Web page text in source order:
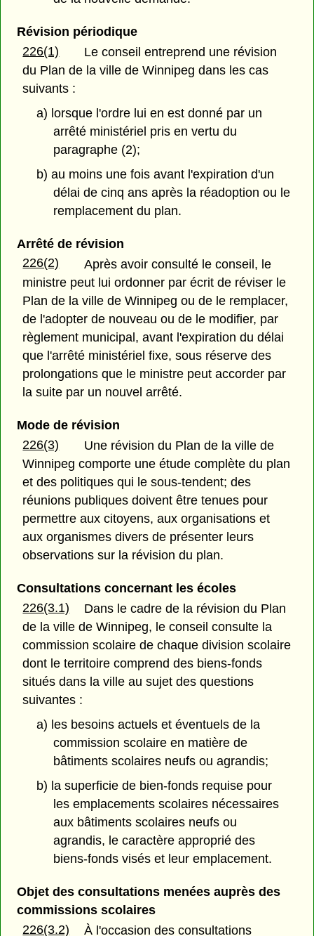
Révision périodique
226(1)
Le conseil entreprend une révision
du Plan de la ville de Winnipeg dans les cas
suivants :
a) lorsque l'ordre lui en est donné par un
arrêté ministériel pris en vertu du
paragraphe (2);
b) au moins une fois avant l'expiration d'un
délai de cinq ans après la réadoption ou le
remplacement du plan.
Arrêté de révision
226(2)
Après avoir consulté le conseil, le
ministre peut lui ordonner par écrit de réviser le
Plan de la ville de Winnipeg ou de le remplacer,
de l'adopter de nouveau ou de le modifier, par
règlement municipal, avant l'expiration du délai
que l'arrêté ministériel fixe, sous réserve des
prolongations que le ministre peut accorder par
la suite par un nouvel arrêté.
Mode de révision
226(3)
Une révision du Plan de la ville de
Winnipeg comporte une étude complète du plan
et des politiques qui le sous-tendent; des
réunions publiques doivent être tenues pour
permettre aux citoyens, aux organisations et
aux organismes divers de présenter leurs
observations sur la révision du plan.
Consultations concernant les écoles
226(3.1)
Dans le cadre de la révision du Plan
de la ville de Winnipeg, le conseil consulte la
commission scolaire de chaque division scolaire
dont le territoire comprend des biens-fonds
situés dans la ville au sujet des questions
suivantes :
a) les besoins actuels et éventuels de la
commission scolaire en matière de
bâtiments scolaires neufs ou agrandis;
b) la superficie de bien-fonds requise pour
les emplacements scolaires nécessaires
aux bâtiments scolaires neufs ou
agrandis, le caractère approprié des
biens-fonds visés et leur emplacement.
Objet des consultations menées auprès des
commissions scolaires
226(3.2)
À l'occasion des consultations